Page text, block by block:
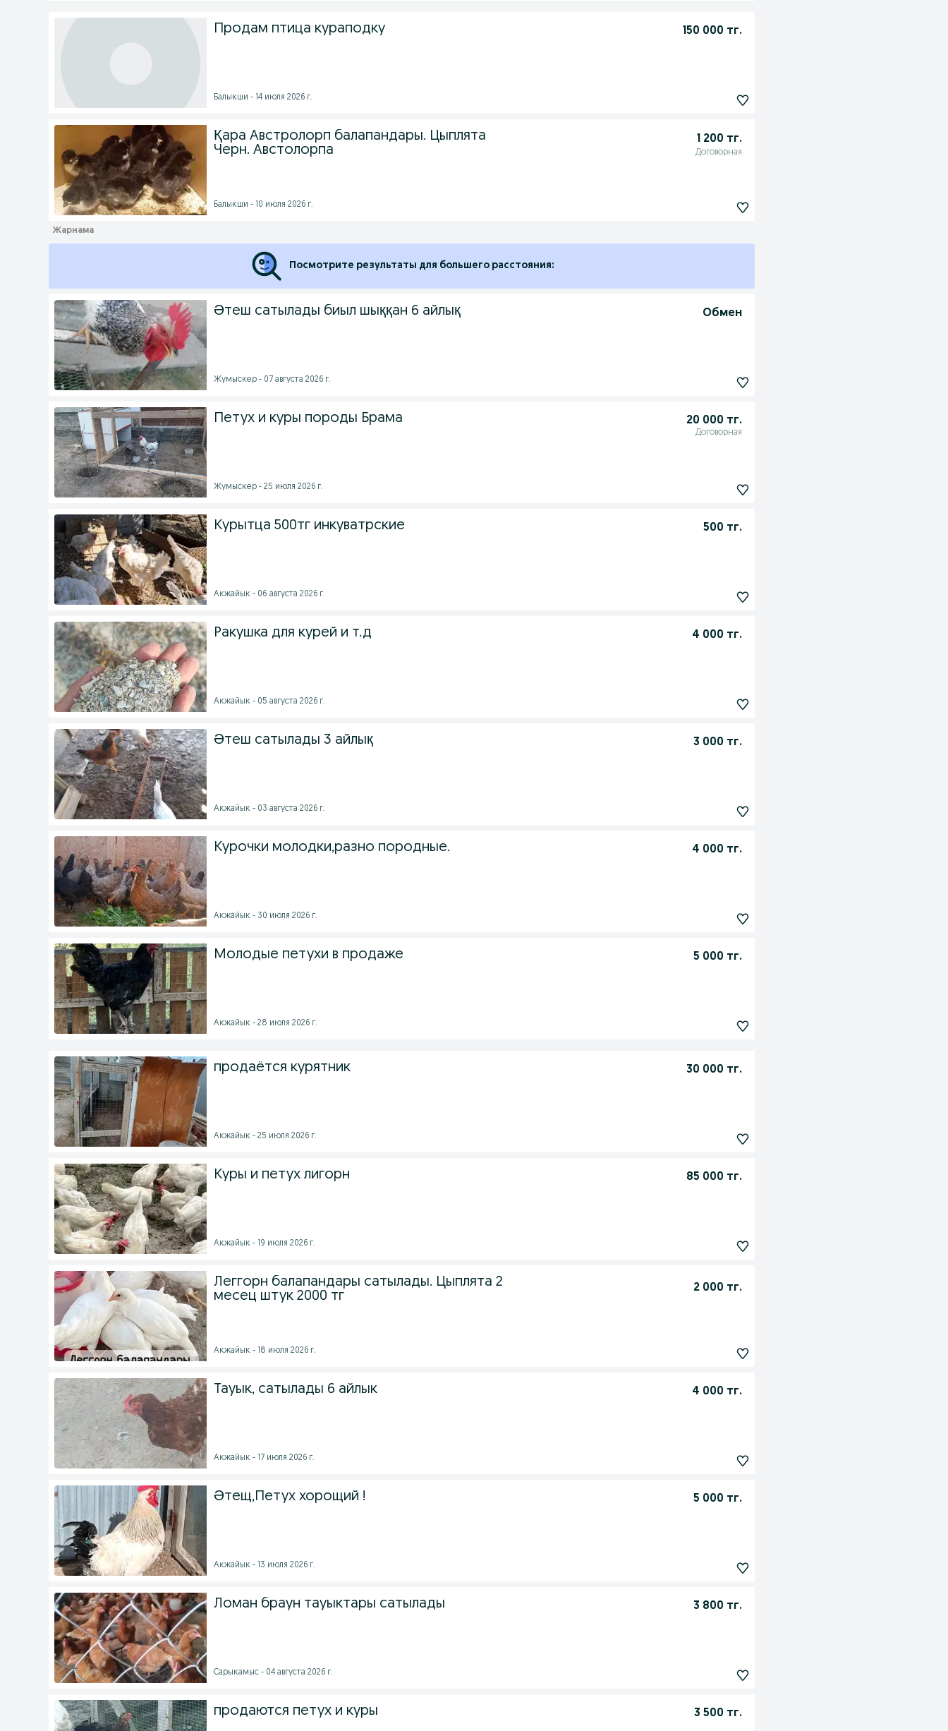
Продам птица кураподку 150 000 тг.
Балыкши - 14 июля 2026 г.
Қара Австролорп балапандары. Цыплята
Черн. Австолорпа
1 200 тг.
Договорная
Балыкши - 10 июля 2026 г.
Посмотрите результаты для большего расстояния:
Әтеш сатылады биыл шыққан 6 айлық Обмен
Жумыскер - 07 августа 2026 г.
Петух и куры породы Брама 20 000 тг.
Договорная
Жумыскер - 25 июля 2026 г.
Курытца 500тг инкуватрские 500 тг.
Акжайык - 06 августа 2026 г.
Ракушка для курей и т.д 4 000 тг.
Акжайык - 05 августа 2026 г.
Әтеш сатылады 3 айлық 3 000 тг.
Акжайык - 03 августа 2026 г.
Курочки молодки,разно породные. 4 000 тг.
Акжайык - 30 июля 2026 г.
Молодые петухи в продаже 5 000 тг.
Акжайык - 28 июля 2026 г.
продаётся курятник 30 000 тг.
Акжайык - 25 июля 2026 г.
Куры и петух лигорн 85 000 тг.
Акжайык - 19 июля 2026 г.
Леггорн балапандары сатылады. Цыплята 2
месец штук 2000 тг
2 000 тг.
Акжайык - 18 июля 2026 г.
Тауык, сатылады 6 айлык 4 000 тг.
Акжайык - 17 июля 2026 г.
Әтещ,Петух хорощий ! 5 000 тг.
Акжайык - 13 июля 2026 г.
Ломан браун тауыктары сатылады 3 800 тг.
Сарыкамыс - 04 августа 2026 г.
продаются петух и куры 3 500 тг.